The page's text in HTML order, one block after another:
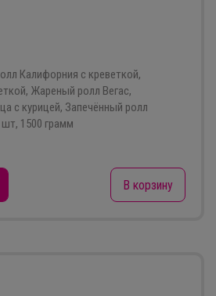
Калифорния с креветкой,
Жареный ролл Вегас,
с курицей, Запечённый ролл
1500 грамм
В корзину